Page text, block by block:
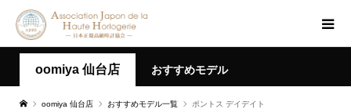
oomiya 仙台店 おすすめモデル
oomiya 仙台店 おすすめモデル一覧 ポントス デイデイト